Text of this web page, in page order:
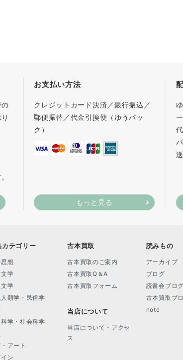
お支払い方法
クレジットカード決済／銀行振込／
郵便振替／代金引換便（ゆうパッ
ク）
もっと見る
カテゴリー
想
文学
学
類学・民俗学
科学・社会科学
アート
ン
古本買取
古本買取のご案内
古本買取Q＆A
古本買取フォーム
当店について
当店について・アクセ
ス
読みもの
アーカイブ
ブログ
読書会ブログ
古本買取ブ
note